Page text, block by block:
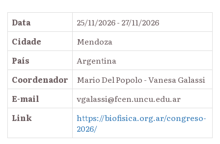
Data
25/11/2026 - 27/11/2026
Cidade
Mendoza
País
Argentina
Coordenador
Mario Del Popolo - Vanesa Galassi
E-mail
vgalassi@fcen.uncu.edu.ar
Link
https://biofisica.org.ar/congreso-
2026/